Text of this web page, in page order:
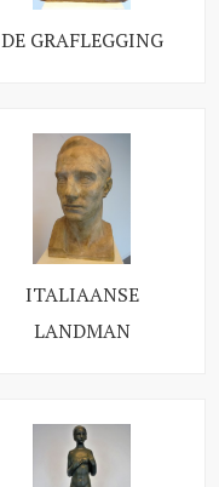
DE GRAFLEGGING
ITALIAANSE
LANDMAN